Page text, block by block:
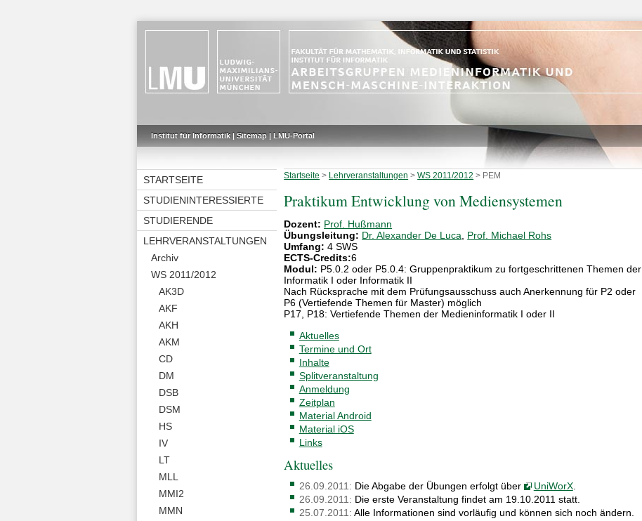
Institut für Informatik| Sitemap| LMU-Portal
STARTSEITE
STUDIENINTERESSIERTE
STUDIERENDE
LEHRVERANSTALTUNGEN
Archiv
WS 2011/2012
AK3D
AKF
AKH
AKM
CD
DM
DSB
DSM
HS
IV
LT
MLL
MMI2
MMN
Startseite > Lehrveranstaltungen >WS 2011/2012 > PEM
Praktikum Entwicklung von Mediensystemen
Dozent: Prof. Hußmann
Übungsleitung: Dr. Alexander De Luca, Prof. Michael Rohs
Umfang: 4 SWS
ECTS-Credits:6
Modul: P5.0.2 oder P5.0.4: Gruppenpraktikum zu fortgeschrittenen Themen der
Informatik I oder Informatik II
Nach Rücksprache mit dem Prüfungsausschuss auch Anerkennung für P2 oder
P6 (Vertiefende Themen für Master) möglich
P17, P18: Vertiefende Themen der Medieninformatik I oder II
Aktuelles
Termine und Ort
Inhalte
Splitveranstaltung
Anmeldung
Zeitplan
Material Android
Material iOS
Links
Aktuelles
26.09.2011: Die Abgabe der Übungen erfolgt über UniWorX.
26.09.2011: Die erste Veranstaltung findet am 19.10.2011 statt.
25.07.2011: Alle Informationen sind vorläufig und können sich noch ändern.